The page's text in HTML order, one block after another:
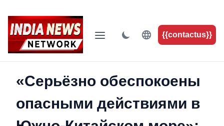
{{contactus}}
«Серьёзно обеспокоены
опасными действиями в